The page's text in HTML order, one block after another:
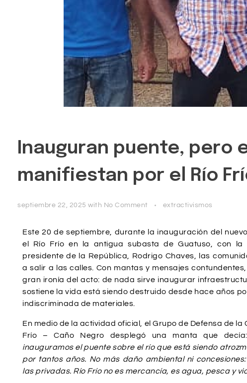
Inauguran puente, pero
manifiestan por el Río
septiembre 22, 2025 with No Comment extractivismos
Este 20 de septiembre, durante la inauguración del
el Río Frío en la antigua subasta de Guatuso, con la
presidente de la República, Rodrigo Chaves, las
a salir a las calles. Con mantas y mensajes
gran ironía del acto: de nada sirve inaugurar
sostiene la vida está siendo destruido desde hace años
indiscriminada de materiales.
En medio de la actividad oficial, el Grupo de Defensa de la
Frío – Caño Negro desplegó una manta que
inauguramos el puente sobre el río que está siendo
por tantos años. No más daño ambiental ni
las privadas. Río Frío no es mercancía, es agua, pesca y